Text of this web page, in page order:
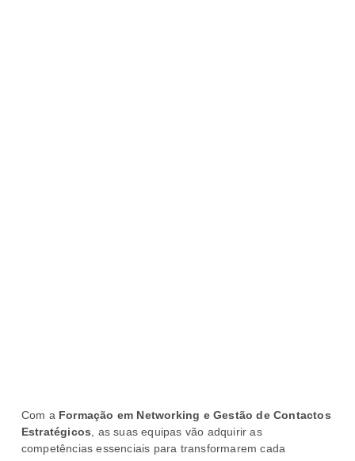
Com a Formação em Networking e Gestão de Contactos
Estratégicos, as suas equipas vão adquirir as
competências essenciais para transformarem cada